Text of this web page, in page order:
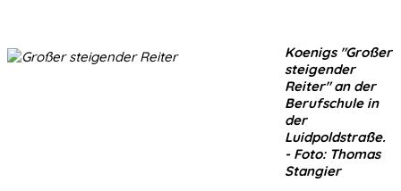
Koenigs "Großer
steigender
Reiter" an der
Berufschule in
der
Luidpoldstraße.
- Foto: Thomas
Stangier